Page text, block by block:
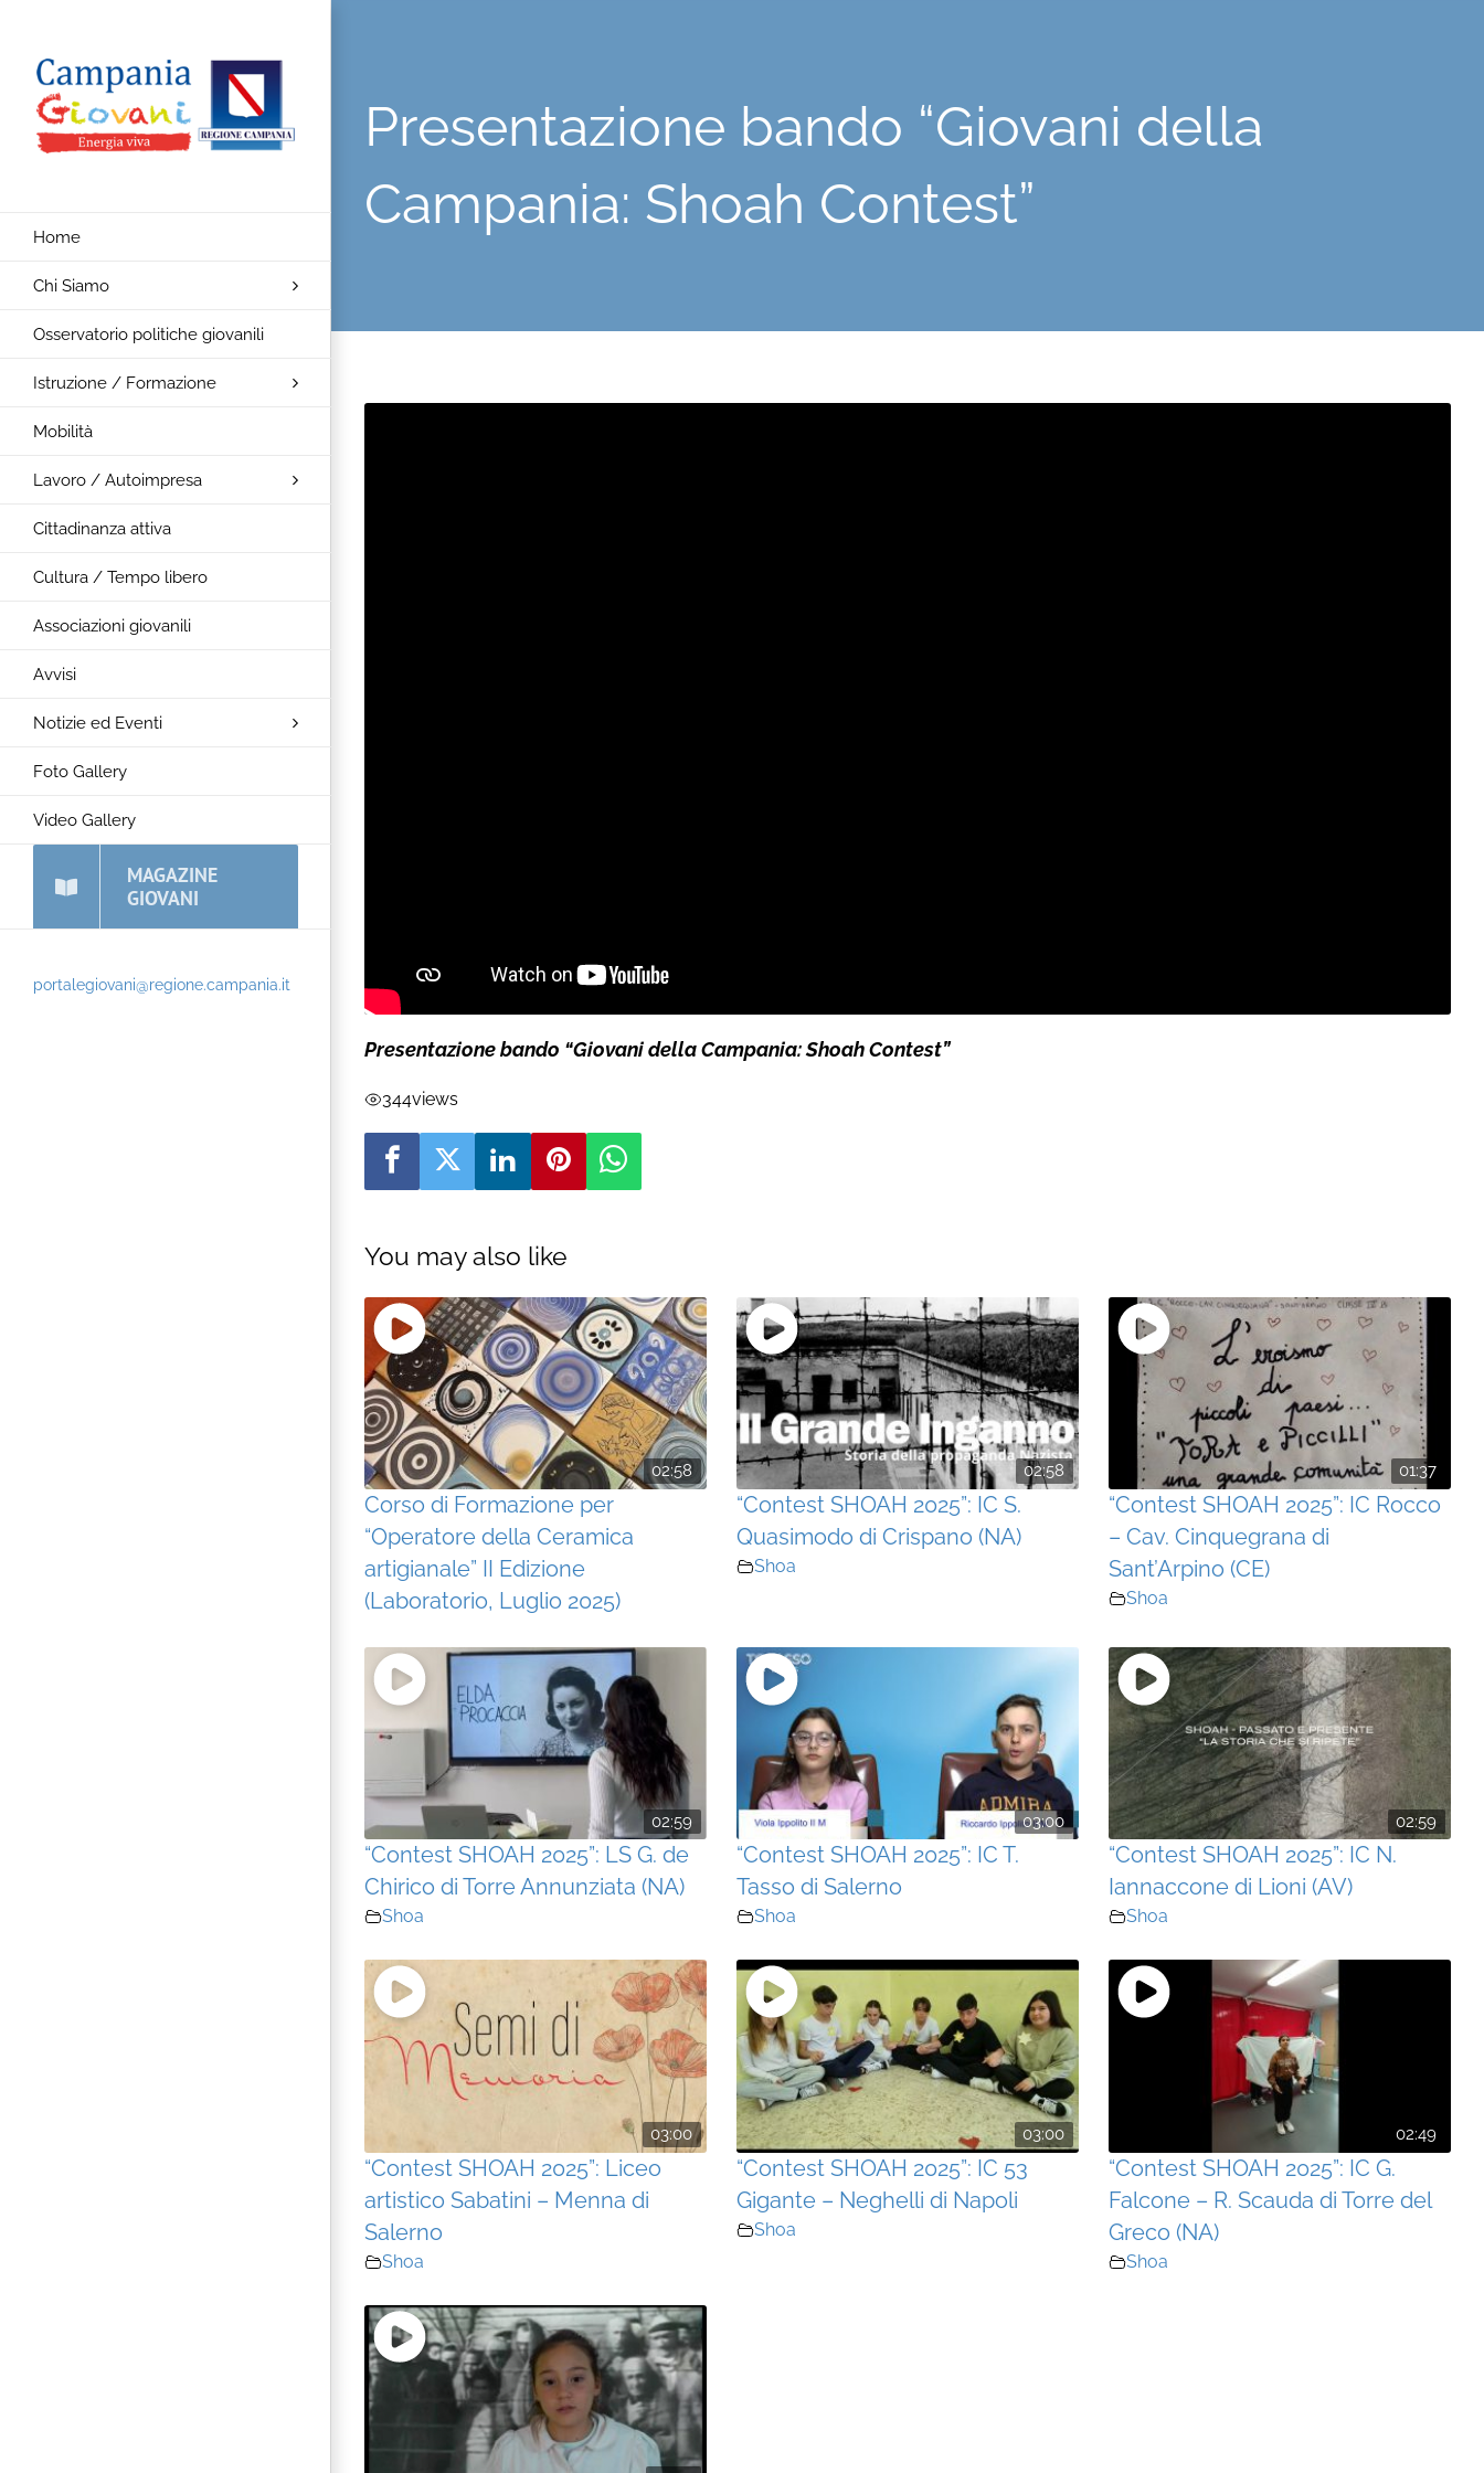
contenuto
Home
Chi Siamo
Osservatorio politiche giovanili
Istruzione / Formazione
Mobilità
Lavoro / Autoimpresa
Cittadinanza attiva
Cultura / Tempo libero
Associazioni giovanili
Avvisi
Notizie ed Eventi
Foto Gallery
Video Gallery
MAGAZINE
GIOVANI
portalegiovani@regione.campania.it
Presentazione bando “Giovani della
Campania: Shoah Contest”
Presentazione bando “Giovani della Campania: Shoah Contest”
344views
You may also like
02:58
Corso di Formazione per
“Operatore della Ceramica
artigianale” II Edizione
(Laboratorio, Luglio 2025)
02:58
“Contest SHOAH 2025”: IC S.
Quasimodo di Crispano (NA)
Shoa
01:37
“Contest SHOAH 2025”: IC Rocco
– Cav. Cinquegrana di
Sant’Arpino (CE)
Shoa
02:59
“Contest SHOAH 2025”: LS G. de
Chirico di Torre Annunziata (NA)
Shoa
03:00
“Contest SHOAH 2025”: IC T.
Tasso di Salerno
Shoa
02:59
“Contest SHOAH 2025”: IC N.
Iannaccone di Lioni (AV)
Shoa
03:00
“Contest SHOAH 2025”: Liceo
artistico Sabatini – Menna di
Salerno
Shoa
03:00
“Contest SHOAH 2025”: IC 53
Gigante – Neghelli di Napoli
Shoa
02:49
“Contest SHOAH 2025”: IC G.
Falcone – R. Scauda di Torre del
Greco (NA)
Shoa